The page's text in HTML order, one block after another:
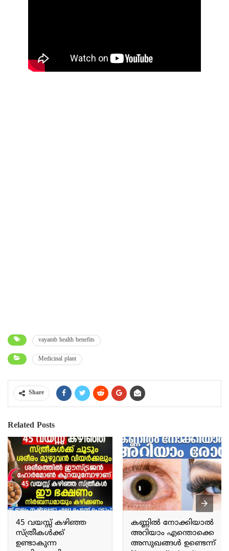
vayamb health benefits
Medicinal plant
Share
Related Posts
45 വയസ്സ് കഴിഞ്ഞ
സ്ത്രീകൾക്ക്
ഉണ്ടാകുന്ന
കണ്ണിൽ നോക്കിയാൽ
അറിയാം എന്തൊക്കെ
അസുഖങ്ങൾ ഉണ്ടെന്ന്